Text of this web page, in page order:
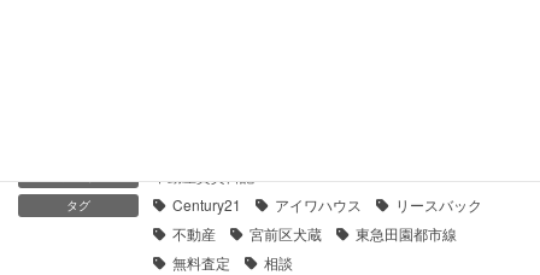
タグ Century21 アイワハウス
リースバック
不動産
宮前区犬蔵
東急田園都市線
無料査定
相談